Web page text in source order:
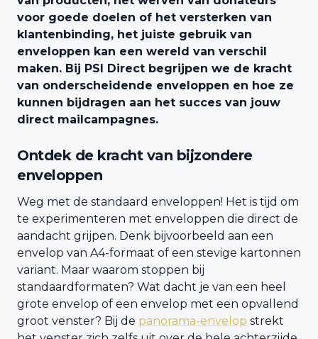
voor goede doelen of het versterken van
klantenbinding, het juiste gebruik van
enveloppen kan een wereld van verschil
maken. Bij PSI Direct begrijpen we de kracht
van onderscheidende enveloppen en hoe ze
kunnen bijdragen aan het succes van jouw
direct mailcampagnes.
Ontdek de kracht van bijzondere
enveloppen
Weg met de standaard enveloppen! Het is tijd om
te experimenteren met enveloppen die direct de
aandacht grijpen. Denk bijvoorbeeld aan een
envelop van A4-formaat of een stevige kartonnen
variant. Maar waarom stoppen bij
standaardformaten? Wat dacht je van een heel
grote envelop of een envelop met een opvallend
groot venster? Bij de panorama-envelop strekt